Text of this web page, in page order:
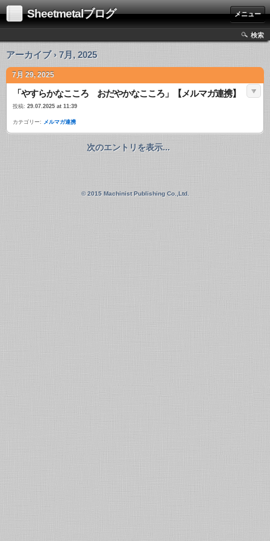
Sheetmetalブログ メニュー
検索
アーカイブ › 7月, 2025
7月 29, 2025
「やすらかなこころ おだやかなこころ」【メルマガ連携】
投稿: 29.07.2025 at 11:39
カテゴリー: メルマガ連携
次のエントリを表示...
© 2015 Machinist Publishing Co.,Ltd.